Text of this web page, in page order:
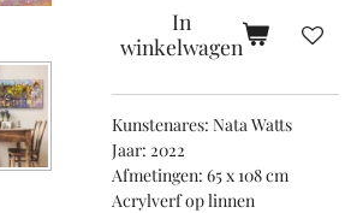
In
winkelwagen
Kunstenares: Nata Watts
Jaar: 2022
Afmetingen: 65 x 108 cm
Acrylverf op linnen